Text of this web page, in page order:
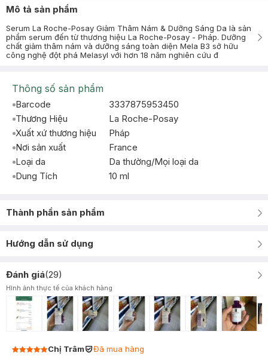
Mô tả sản phẩm
Serum La Roche-Posay Giảm Thâm Nám & Dưỡng Sáng Da là sản
phẩm serum đến từ thương hiệu La Roche-Posay - Pháp. Dưỡng
chất giảm thâm nám và dưỡng sáng toàn diện Mela B3 sở hữu
công nghệ đột phá Melasyl với hơn 18 năm nghiên cứu đ
Thông số sản phẩm
Barcode
3337875953450
Thương Hiệu
La Roche-Posay
Xuất xứ thương hiệu
Pháp
Nơi sản xuất
France
Loại da
Da thường/Mọi loại da
Dung Tích
10 ml
Thành phần sản phẩm
Hướng dẫn sử dụng
Đánh giá(29)
Hình ảnh thực tế của khách hàng
Chị Trâm
Đã mua hàng